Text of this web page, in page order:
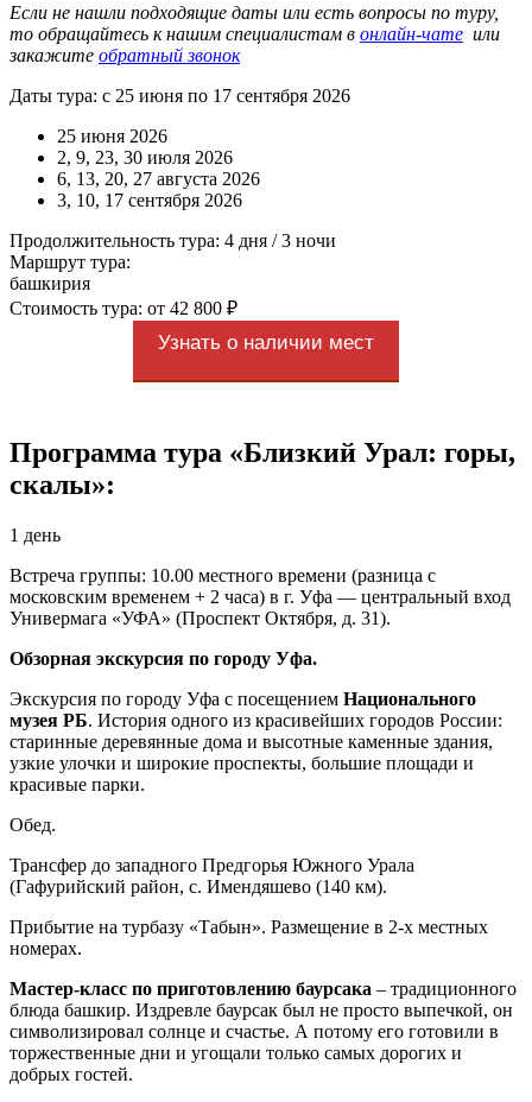
Если не нашли подходящие даты или есть вопросы по туру,
то обращайтесь к нашим специалистам в онлайн-чате или
закажите обратный звонок
Даты тура: с 25 июня по 17 сентября 2026
25 июня 2026
2, 9, 23, 30 июля 2026
6, 13, 20, 27 августа 2026
3, 10, 17 сентября 2026
Продолжительность тура: 4 дня / 3 ночи
Маршрут тура:
башкирия
Стоимость тура: от 42 800 ₽
Узнать о наличии мест
Программа тура «Близкий Урал: горы,
скалы»:
1 день
Встреча группы: 10.00 местного времени (разница с
московским временем + 2 часа) в г. Уфа — центральный вход
Универмага «УФА» (Проспект Октября, д. 31).
Обзорная экскурсия по городу Уфа.
Экскурсия по городу Уфа с посещением Национального
музея РБ. История одного из красивейших городов России:
старинные деревянные дома и высотные каменные здания,
узкие улочки и широкие проспекты, большие площади и
красивые парки.
Обед.
Трансфер до западного Предгорья Южного Урала
(Гафурийский район, с. Имендяшево (140 км).
Прибытие на турбазу «Табын». Размещение в 2-х местных
номерах.
Мастер-класс по приготовлению баурсака – традиционного
блюда башкир. Издревле баурсак был не просто выпечкой, он
символизировал солнце и счастье. А потому его готовили в
торжественные дни и угощали только самых дорогих и
добрых гостей.